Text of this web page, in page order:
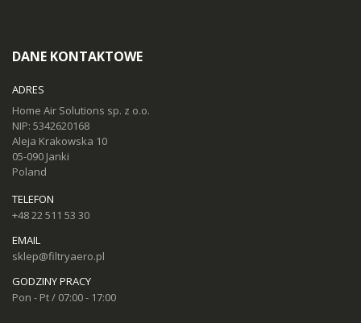
DANE KONTAKTOWE
ADRES
Home Air Solutions sp. z o.o.
NIP: 5342620168
Aleja Krakowska 10
05-090 Janki
Poland
TELEFON
+48 22 511 53 30
EMAIL
sklep@filtryaero.pl
GODZINY PRACY
Pon - Pt / 07:00 - 17:00